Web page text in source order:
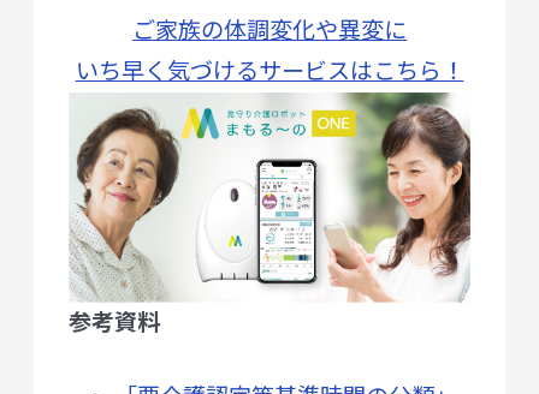
ご家族の体調変化や異変に
いち早く気づけるサービスはこちら！
参考資料